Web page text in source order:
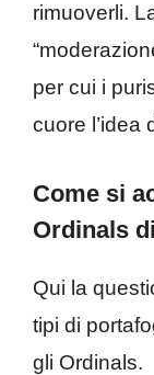
rimuoverli.
per cui i
cuore l’idea
Come si
Ordinals
Qui la
tipi di
gli Ordinals.